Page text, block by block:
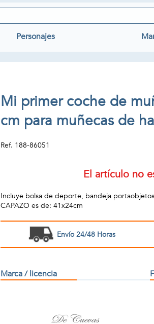
Personajes
Mi primer coche de
cm para muñecas de
Ref. 188-86051
El artículo no
Incluye bolsa de deporte, bandeja
CAPAZO es de: 41x24cm
Envío 24/48 Horas
Marca / licencia